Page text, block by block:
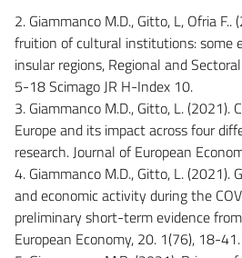
2. Giammanco M.D., Gitto, L, Ofria F..
fruition of cultural institutions: some
insular regions, Regional and
5-18 Scimago JR H-Index 10.
3. Giammanco M.D., Gitto, L. (2021).
Europe and its impact across four
research. Journal of European
4. Giammanco M.D., Gitto, L. (2021).
and economic activity during the
preliminary short-term evidence
European Economy, 20. 1(76), 18-41.